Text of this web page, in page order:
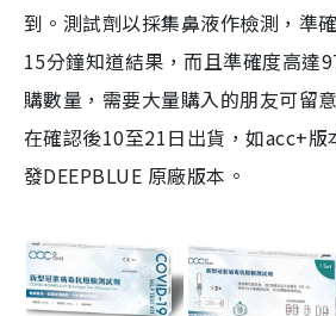
到。測試劑以採集鼻液作檢測，準
15分鐘知道結果，而且準確度高達
購數量，需要大量購入的朋友可留
在確認後10至21日出貨，如acc+版
發DEEPBLUE 原廠版本。